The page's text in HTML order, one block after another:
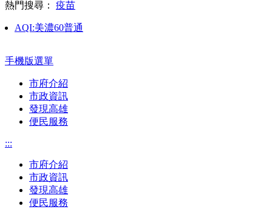
熱門搜尋： 疫苗
AQI:美濃60普通
手機版選單
市府介紹
市政資訊
發現高雄
便民服務
:::
市府介紹
市政資訊
發現高雄
便民服務